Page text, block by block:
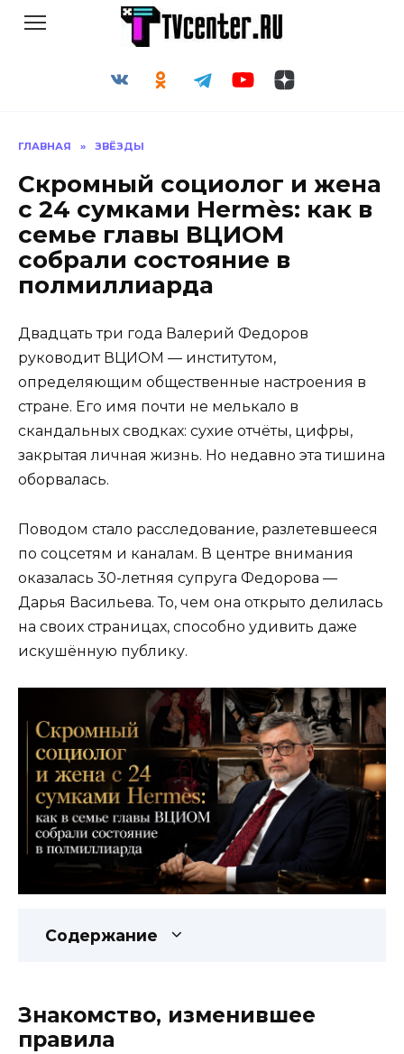
ГЛАВНАЯ » ЗВЁЗДЫ
Скромный социолог и жена
с 24 сумками Hermès: как в
семье главы ВЦИОМ
собрали состояние в
полмиллиарда
Двадцать три года Валерий Федоров
руководит ВЦИОМ — институтом,
определяющим общественные настроения в
стране. Его имя почти не мелькало в
скандальных сводках: сухие отчёты, цифры,
закрытая личная жизнь. Но недавно эта тишина
оборвалась.
Поводом стало расследование, разлетевшееся
по соцсетям и каналам. В центре внимания
оказалась 30-летняя супруга Федорова —
Дарья Васильева. То, чем она открыто делилась
на своих страницах, способно удивить даже
искушённую публику.
Содержание
Знакомство, изменившее
правила